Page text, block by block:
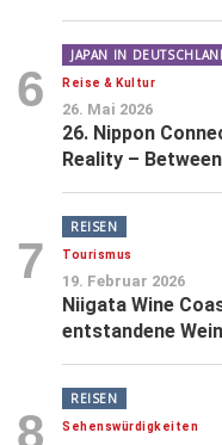
6
JAPAN IN
Reise & Kultur
26. Mai 2026
26. Nippon
Reality –
7
REISEN
Tourismus
19. Februar 2026
Niigata Wine
entstandene
8
REISEN
Sehenswürdigkeiten